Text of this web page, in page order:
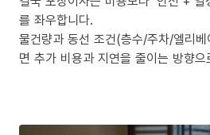
를 좌우합니다.
물건량과 동선 조건(층수/주차/엘리
면 추가 비용과 지연을 줄이는 방향